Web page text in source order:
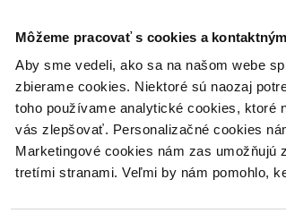
Môžeme pracovať s cookies a
Aby sme vedeli, ako sa na našom webe
zbierame cookies. Niektoré sú naozaj
toho používame analytické cookies, ktoré
vás zlepšovať. Personalizačné cookies
Marketingové cookies nám zas umožňujú
tretími stranami. Veľmi by nám pomohlo,
Poukážky Kontakt